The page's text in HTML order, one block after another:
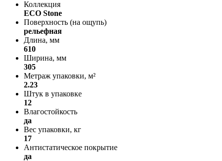
Коллекция
ECO Stone
Поверхность (на ощупь)
рельефная
Длина, мм
610
Ширина, мм
305
Метраж упаковки, м²
2.23
Штук в упаковке
12
Влагостойкость
да
Вес упаковки, кг
17
Антистатическое покрытие
да